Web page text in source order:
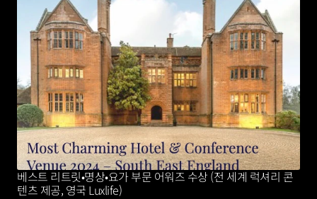
베스트 리트릿•명상•요가 부문 어워즈 수상 (전 세계 럭셔리 콘
텐츠 제공, 영국 Luxlife)